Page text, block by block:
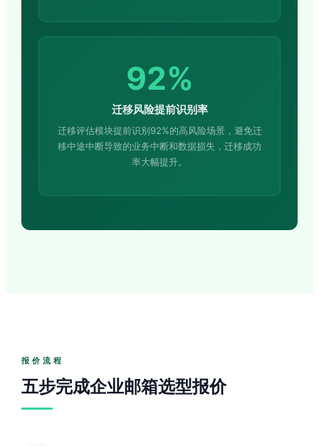
92%
迁移风险提前识别率
迁移评估模块提前识别92%的高风险场景，避免迁
移中途中断导致的业务中断和数据损失，迁移成功
率大幅提升。
报价流程
五步完成企业邮箱选型报价